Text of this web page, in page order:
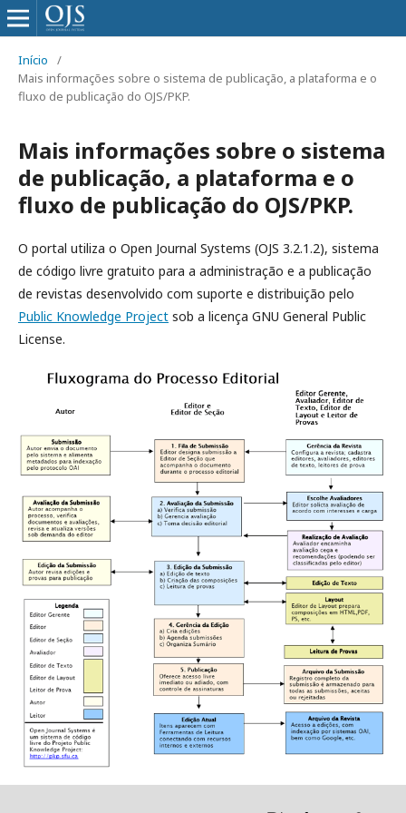
Início
/
Mais informações sobre o sistema de publicação, a plataforma e o
fluxo de publicação do OJS/PKP.
Mais informações sobre o sistema
de publicação, a plataforma e o
fluxo de publicação do OJS/PKP.
O portal utiliza o Open Journal Systems (OJS 3.2.1.2), sistema
de código livre gratuito para a administração e a publicação
de revistas desenvolvido com suporte e distribuição pelo
Public Knowledge Project sob a licença GNU General Public
License.